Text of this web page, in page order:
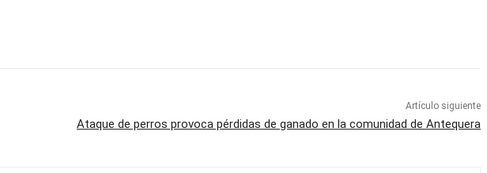
Artículo siguiente
Ataque de perros provoca pérdidas de ganado en la comunidad de Antequera